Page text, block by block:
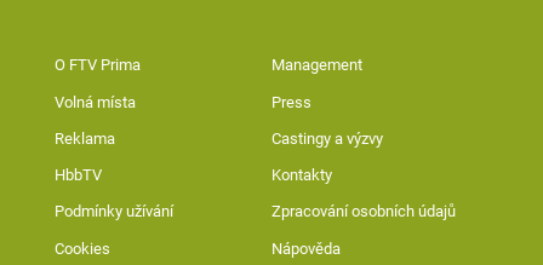
O FTV Prima Management
Volná místa Press
Reklama Castingy a výzvy
HbbTV Kontakty
Podmínky užívání Zpracování osobních údajů
Cookies Nápověda